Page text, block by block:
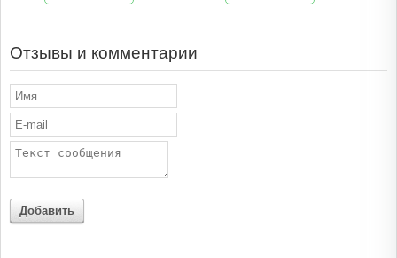
Отзывы и комментарии
Добавить